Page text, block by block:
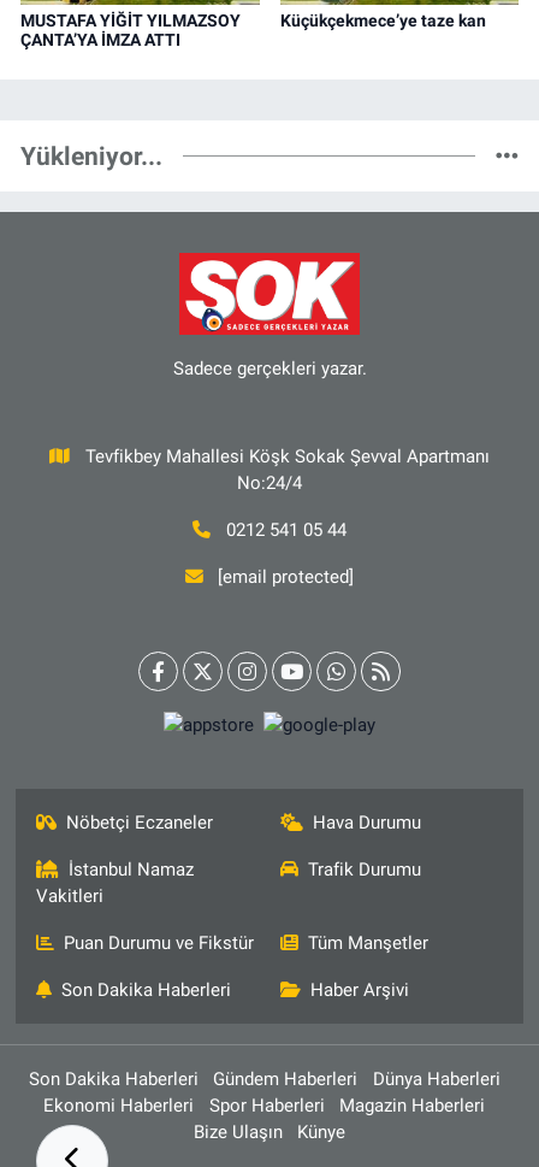
MUSTAFA YİĞİT YILMAZSOY
ÇANTA’YA İMZA ATTI
Küçükçekmece’ye taze kan
Yükleniyor...
Sadece gerçekleri yazar.
Tevfikbey Mahallesi Köşk Sokak Şevval Apartmanı
No:24/4
0212 541 05 44
[email protected]
Nöbetçi Eczaneler Hava Durumu
İstanbul Namaz
Vakitleri
Trafik Durumu
Puan Durumu ve Fikstür Tüm Manşetler
Son Dakika Haberleri Haber Arşivi
Son Dakika Haberleri Gündem Haberleri
Dünya Haberleri
Ekonomi Haberleri
Spor Haberleri
Magazin Haberleri
Bize Ulaşın
Künye